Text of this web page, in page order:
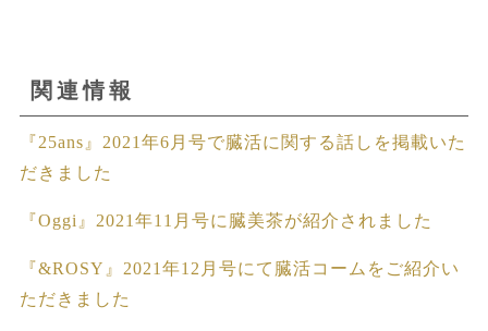
関連情報
『25ans』2021年6月号で臓活に関する話しを掲載いた
だきました
『Oggi』2021年11月号に臓美茶が紹介されました
『&ROSY』2021年12月号にて臓活コームをご紹介い
ただきました